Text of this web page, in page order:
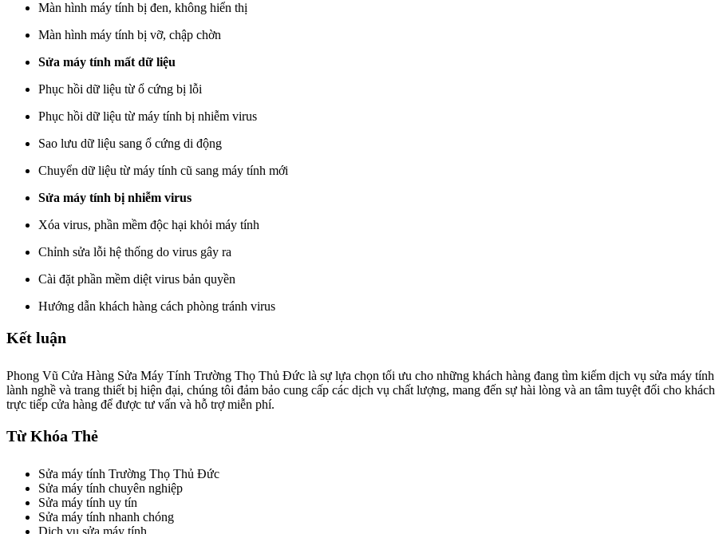
Màn hình máy tính bị đen, không hiển thị
Màn hình máy tính bị vỡ, chập chờn
Sửa máy tính mất dữ liệu
Phục hồi dữ liệu từ ổ cứng bị lỗi
Phục hồi dữ liệu từ máy tính bị nhiễm virus
Sao lưu dữ liệu sang ổ cứng di động
Chuyển dữ liệu từ máy tính cũ sang máy tính mới
Sửa máy tính bị nhiễm virus
Xóa virus, phần mềm độc hại khỏi máy tính
Chỉnh sửa lỗi hệ thống do virus gây ra
Cài đặt phần mềm diệt virus bản quyền
Hướng dẫn khách hàng cách phòng tránh virus
Kết luận
Phong Vũ Cửa Hàng Sửa Máy Tính Trường Thọ Thủ Đức là sự lựa chọn tối ưu cho những khách hàng đang tìm kiếm dịch vụ sửa máy
lành nghề và trang thiết bị hiện đại, chúng tôi đảm bảo cung cấp các dịch vụ chất lượng, mang đến sự hài lòng và an tâm tuyệt đối cho
trực tiếp cửa hàng để được tư vấn và hỗ trợ miễn phí.
Từ Khóa Thẻ
Sửa máy tính Trường Thọ Thủ Đức
Sửa máy tính chuyên nghiệp
Sửa máy tính uy tín
Sửa máy tính nhanh chóng
Dịch vụ sửa máy tính